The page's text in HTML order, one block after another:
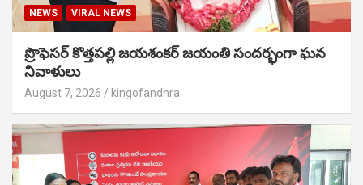
NEWS VIRAL NEWS
ప్రొఫెసర్ కొత్తపల్లి జయశంకర్ జయంతి సందర్భంగా ఘన
నివాళులు
August 7, 2026 kingofandhra